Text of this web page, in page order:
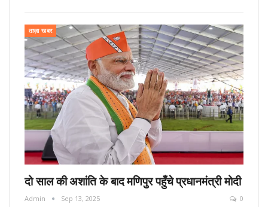
ताज़ा खबर
दो साल की अशांति के बाद मणिपुर पहुँचे प्रधानमंत्री मोदी
Admin Sep 13, 2025 0